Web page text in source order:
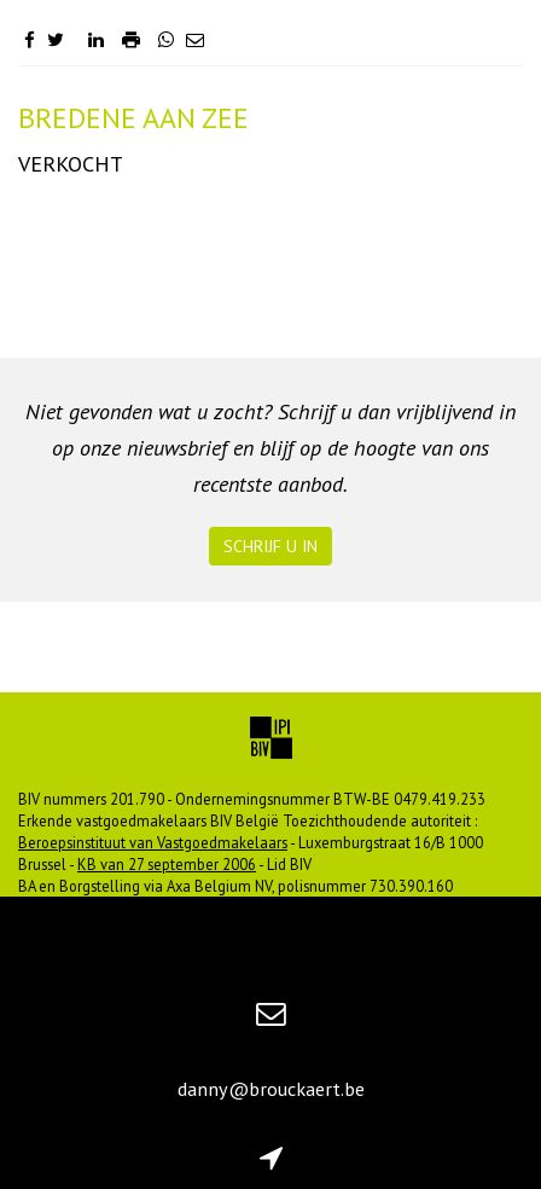
Omschrijving
BREDENE AAN ZEE
VERKOCHT
Niet gevonden wat u zocht? Schrijf u dan vrijblijvend in
op onze nieuwsbrief en blijf op de hoogte van ons
recentste aanbod.
SCHRIJF U IN
BIV nummers 201.790 - Ondernemingsnummer BTW-BE 0479.419.233
Erkende vastgoedmakelaars BIV België Toezichthoudende autoriteit :
Beroepsinstituut van Vastgoedmakelaars- Luxemburgstraat 16/B 1000
Brussel -KB van 27 september 2006 - Lid BIV
BA en Borgstelling via Axa Belgium NV, polisnummer 730.390.160
danny@brouckaert.be